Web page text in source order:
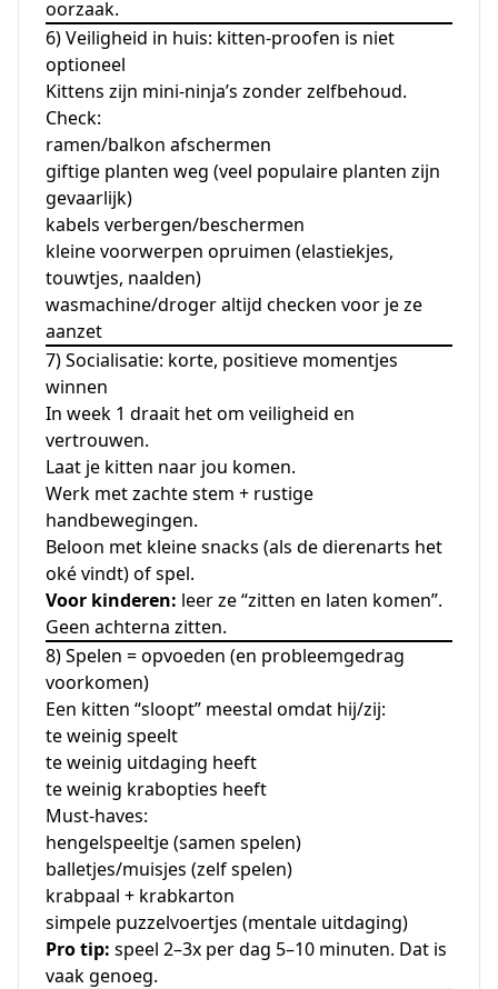
oorzaak.
6) Veiligheid in huis: kitten-proofen is niet
optioneel
Kittens zijn mini-ninja’s zonder zelfbehoud.
Check:
ramen/balkon afschermen
giftige planten weg (veel populaire planten zijn
gevaarlijk)
kabels verbergen/beschermen
kleine voorwerpen opruimen (elastiekjes,
touwtjes, naalden)
wasmachine/droger altijd checken voor je ze
aanzet
7) Socialisatie: korte, positieve momentjes
winnen
In week 1 draait het om veiligheid en
vertrouwen.
Laat je kitten naar jou komen.
Werk met zachte stem + rustige
handbewegingen.
Beloon met kleine snacks (als de dierenarts het
oké vindt) of spel.
Voor kinderen: leer ze “zitten en laten komen”.
Geen achterna zitten.
8) Spelen = opvoeden (en probleemgedrag
voorkomen)
Een kitten “sloopt” meestal omdat hij/zij:
te weinig speelt
te weinig uitdaging heeft
te weinig krabopties heeft
Must-haves:
hengelspeeltje (samen spelen)
balletjes/muisjes (zelf spelen)
krabpaal + krabkarton
simpele puzzelvoertjes (mentale uitdaging)
Pro tip: speel 2–3x per dag 5–10 minuten. Dat is
vaak genoeg.